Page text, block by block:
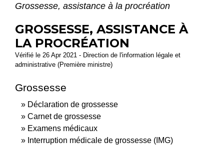
Grossesse, assistance à la procréation
GROSSESSE, ASSISTANCE À
LA PROCRÉATION
Vérifié le 26 Apr 2021 - Direction de l'information légale et
administrative (Première ministre)
Grossesse
Déclaration de grossesse
Carnet de grossesse
Examens médicaux
Interruption médicale de grossesse (IMG)